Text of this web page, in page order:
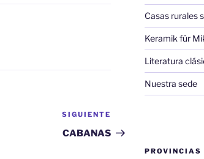
entrada
SIGUIENTE
CABANAS
Casas rurales
Keramik für
Literatura
Nuestra sede
PROVINCIAS